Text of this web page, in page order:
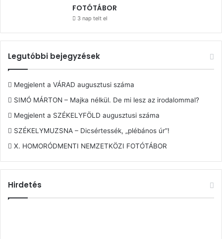
FOTÓTÁBOR
3 nap telt el
Legutóbbi bejegyzések
Megjelent a VÁRAD augusztusi száma
SIMÓ MÁRTON – Majka nélkül. De mi lesz az irodalommal?
Megjelent a SZÉKELYFÖLD augusztusi száma
SZÉKELYMUZSNA – Dicsértessék, „plébános úr”!
X. HOMORÓDMENTI NEMZETKÖZI FOTÓTÁBOR
Hirdetés